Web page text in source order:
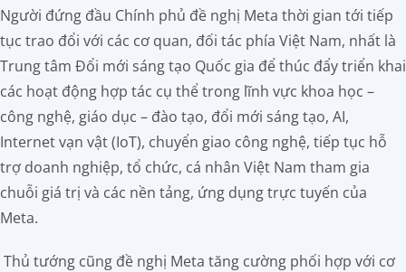
Người đứng đầu Chính phủ đề nghị Meta thời gian tới tiếp
tục trao đổi với các cơ quan, đối tác phía Việt Nam, nhất là
Trung tâm Đổi mới sáng tạo Quốc gia để thúc đẩy triển khai
các hoạt động hợp tác cụ thể trong lĩnh vực khoa học –
công nghệ, giáo dục – đào tạo, đổi mới sáng tạo, AI,
Internet vạn vật (IoT), chuyển giao công nghệ, tiếp tục hỗ
trợ doanh nghiệp, tổ chức, cá nhân Việt Nam tham gia
chuỗi giá trị và các nền tảng, ứng dụng trực tuyến của
Meta.
Thủ tướng cũng đề nghị Meta tăng cường phối hợp với cơ